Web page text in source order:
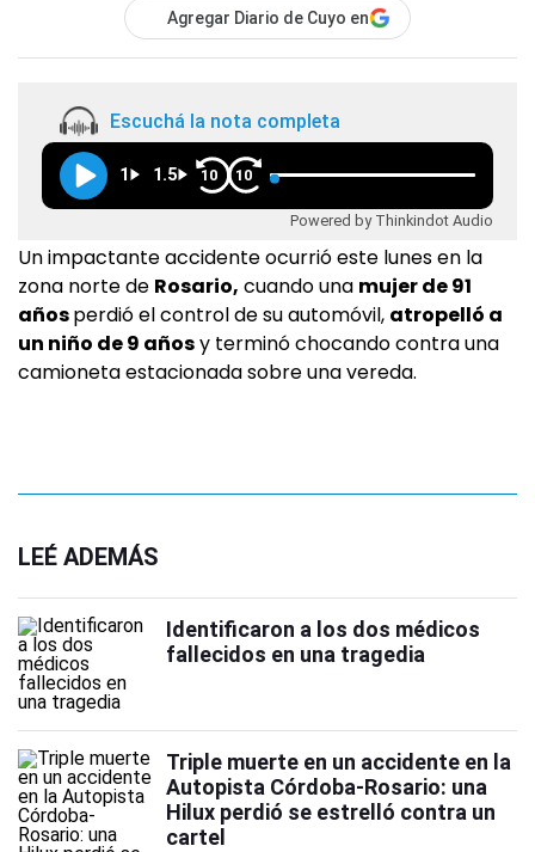
Agregar Diario de Cuyo en
Escuchá la nota completa
1 1.5 10 10
Powered by Thinkindot Audio
Un impactante accidente ocurrió este lunes en la
zona norte de Rosario, cuando una mujer de 91
añosperdió el control de su automóvil, atropelló a
un niño de 9 añosy terminó chocando contra una
camioneta estacionada sobre una vereda.
LEÉ ADEMÁS
Identificaron a los dos médicos
fallecidos en una tragedia
Triple muerte en un accidente en la
Autopista Córdoba-Rosario: una
Hilux perdió se estrelló contra un
cartel